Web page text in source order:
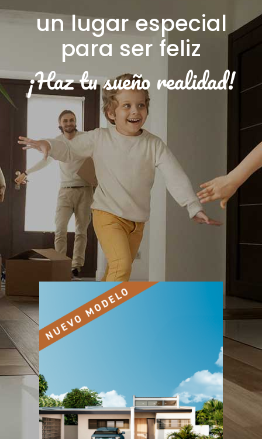
un lugar especial
para ser feliz
¡Haz tu sueño realidad!